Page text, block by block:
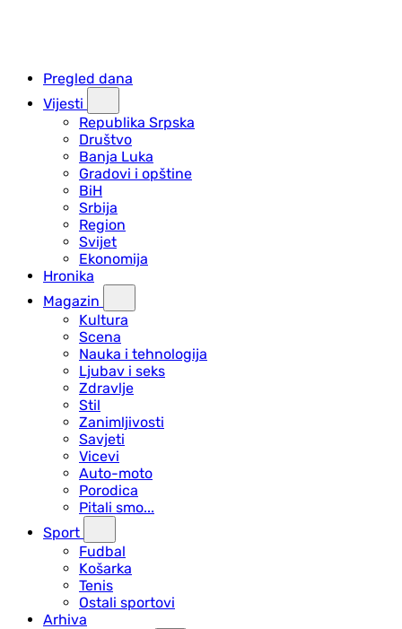
Pregled dana
Vijesti
Republika Srpska
Društvo
Banja Luka
Gradovi i opštine
BiH
Srbija
Region
Svijet
Ekonomija
Hronika
Magazin
Kultura
Scena
Nauka i tehnologija
Ljubav i seks
Zdravlje
Stil
Zanimljivosti
Savjeti
Vicevi
Auto-moto
Porodica
Pitali smo...
Sport
Fudbal
Košarka
Tenis
Ostali sportovi
Arhiva